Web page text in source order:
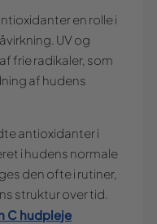
en rolle i
UV og
frie radikaler, som
af hudens
antioxidanter i
i hudens normale
den ofte i rutiner,
struktur over tid.
C hudpleje